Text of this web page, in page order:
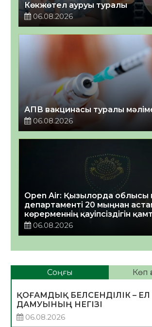
Көкжөтел ауруы туралы
06.08.2026
АПВ вакцинасы туралы
06.08.2026
Open Air: Қызылорда облысы
департаменті 20 мыңнан
көрерменнің қауіпсіздігін
етті06.08.2026
Соңғы Көп
ҚОҒАМДЫҚ БЕЛСЕНДІЛІК – ЕЛ
ДАМУЫНЫҢ НЕГІЗІ
06.08.2026